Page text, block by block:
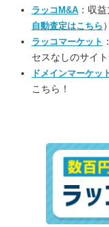
ラッコM&A ：収
自動査定はこちら ）
ラッコマーケット
セスなしのサイ
ドメインマーケッ
こちら！